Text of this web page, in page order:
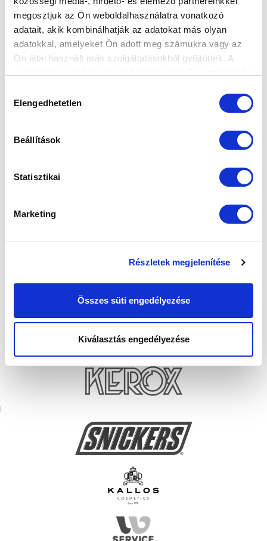
megosztjuk az Ön weboldalhasználatra vonatkozó
adatait, akik kombinálhatják az adatokat más olyan
adatokkal, amelyeket Ön adott meg számukra vagy az
Ön által használt más szolgáltatásokból gyűjtöttek. A
kiválasztása
Elengedhetetlen
Beállítások
Statisztikai
Marketing
Részletek megjelenítése
Összes süti engedélyezése
Kiválasztás engedélyezése